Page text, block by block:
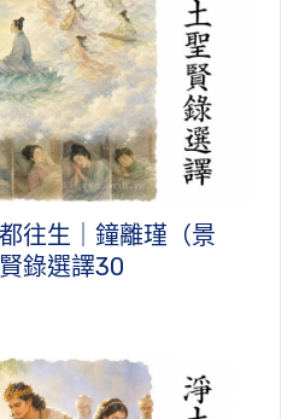
往生｜鐘離瑾（景
錄選譯30